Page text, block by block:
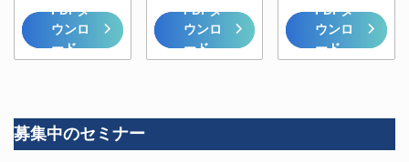
PDFダ
ウンロ
ード
PDFダ
ウンロ
ード
PDFダ
ウンロ
ード
募集中のセミナー